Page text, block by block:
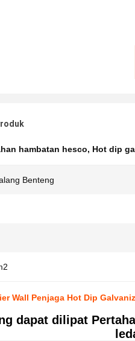
hambatan hesco, Hot dip
Benteng
Wall Penjaga Hot Dip
dapat dilipat